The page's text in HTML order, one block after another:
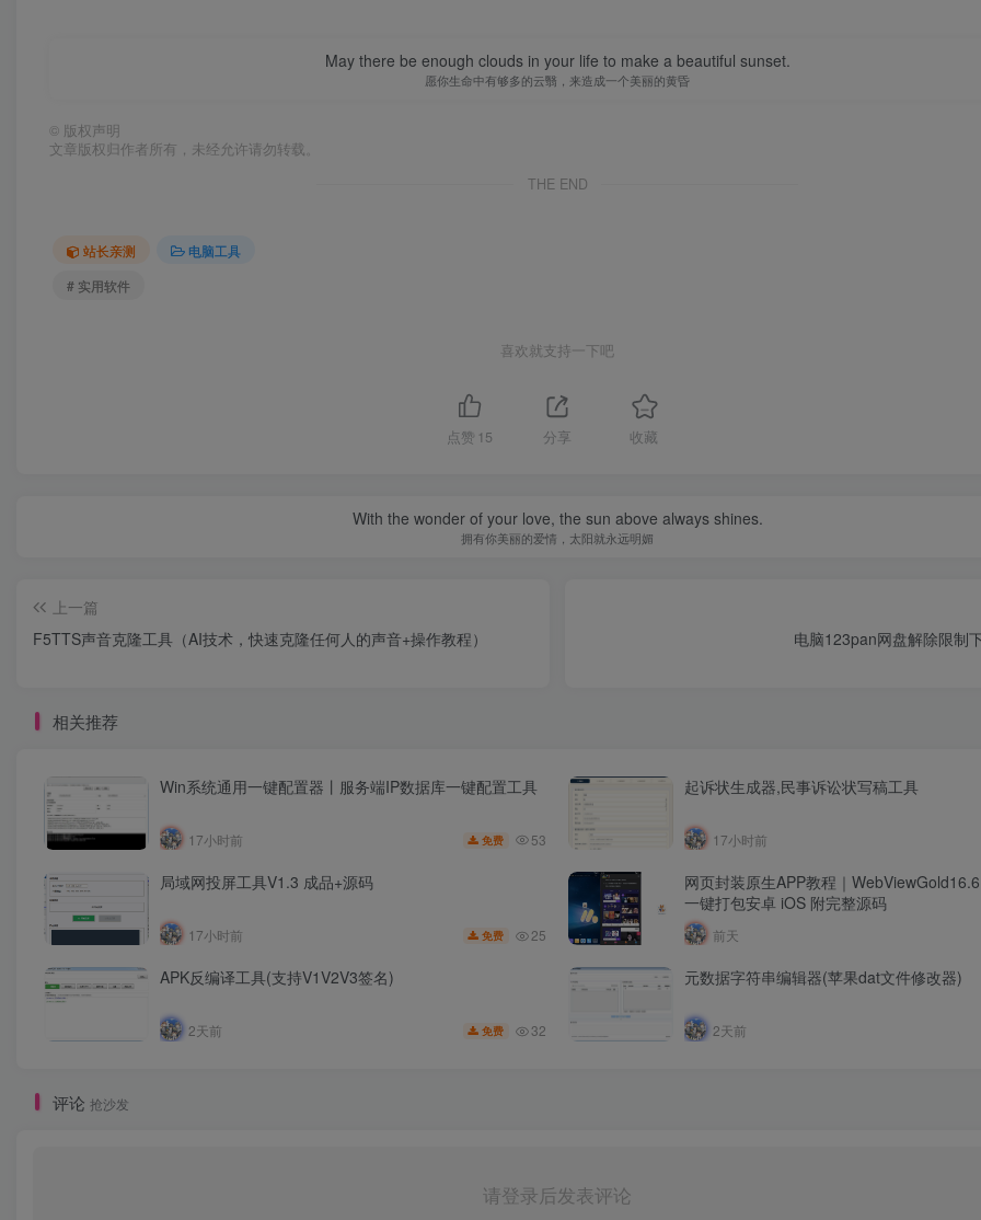
May there be enough clouds in your life to make a beautiful sunset.
愿你生命中有够多的云翳，来造成一个美丽的黄昏
© 版权声明
文章版权归作者所有，未经允许请勿转载。
THE END
站长亲测
电脑工具
# 实用软件
喜欢就支持一下吧
点赞 15 分享 收藏
With the wonder of your love, the sun above always shines.
拥有你美丽的爱情，太阳就永远明媚
上一篇
F5TTS声音克隆工具（AI技术，快速克隆任何人的声音+操作教程）
电脑123pan网盘解除限制
相关推荐
Win系统通用一键配置器丨服务端IP数据库一键配置工具
17小时前 免费 53
起诉状生成器,民事诉讼状写稿工具
17小时前
局域网投屏工具V1.3 成品+源码
17小时前 免费 25
网页封装原生APP教程｜
一键打包安卓 iOS 附完整源码
前天
APK反编译工具(支持V1V2V3签名)
2天前 免费 32
元数据字符串编辑器(苹果dat文件修改器)
2天前
评论 抢沙发
请登录后发表评论